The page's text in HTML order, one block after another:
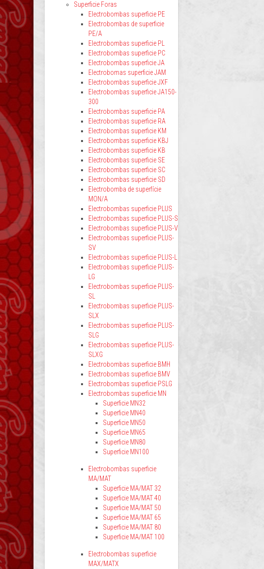
Superficie Foras
Electrobombas superficie PE
Electrobombas de superficie
PE/A
Electrobombas superficie PL
Electrobombas superficie PC
Electrobombas superficie JA
Electrobomas superficie JAM
Electrobombas superficie JXF
Electrobombas superficie JA150-
300
Electrobombas superficie PA
Electrobombas superficie RA
Electrobombas superficie KM
Electrobombas superficie KBJ
Electrobombas superficie KB
Electrobombas superficie SE
Electrobombas superficie SC
Electrobombas superficie SD
Electrobomba de superfície
MON/A
Electrobombas superficie PLUS
Electrobombas superficie PLUS-S
Electrobombas superficie PLUS-V
Electrobombas superficie PLUS-
SV
Electrobombas superficie PLUS-L
Electrobombas superficie PLUS-
LG
Electrobombas superficie PLUS-
SL
Electrobombas superficie PLUS-
SLX
Electrobombas superficie PLUS-
SLG
Electrobombas superficie PLUS-
SLXG
Electrobombas superficie BMH
Electrobombas superficie BMV
Electrobombas superficie PSLG
Electrobombas superficie MN
Superficie MN32
Superficie MN40
Superficie MN50
Superficie MN65
Superficie MN80
Superficie MN100
Electrobombas superficie
MA/MAT
Superficie MA/MAT 32
Superficie MA/MAT 40
Superficie MA/MAT 50
Superficie MA/MAT 65
Superficie MA/MAT 80
Superficie MA/MAT 100
Electrobombas superficie
MAX/MATX